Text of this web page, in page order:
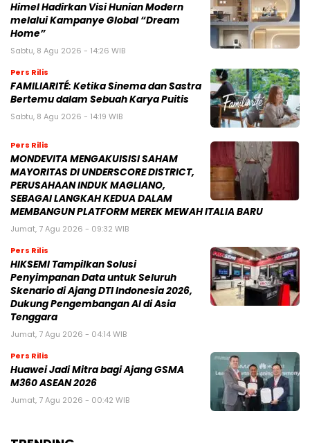
Himel Hadirkan Visi Hunian Modern
melalui Kampanye Global “Dream
Home”
Sabtu, 8 Agu 2026 - 14:26 WIB
Pers Rilis
FAMILIARITÉ: Ketika Sinema dan Sastra
Bertemu dalam Sebuah Karya Puitis
Sabtu, 8 Agu 2026 - 14:19 WIB
Pers Rilis
MONDEVITA MENGAKUISISI SAHAM
MAYORITAS DI UNDERSCORE DISTRICT,
PERUSAHAAN INDUK MAGLIANO,
SEBAGAI LANGKAH KEDUA DALAM
MEMBANGUN PLATFORM MEREK MEWAH ITALIA BARU
Jumat, 7 Agu 2026 - 09:32 WIB
Pers Rilis
HIKSEMI Tampilkan Solusi
Penyimpanan Data untuk Seluruh
Skenario di Ajang DTI Indonesia 2026,
Dukung Pengembangan AI di Asia
Tenggara
Jumat, 7 Agu 2026 - 04:14 WIB
Pers Rilis
Huawei Jadi Mitra bagi Ajang GSMA
M360 ASEAN 2026
Jumat, 7 Agu 2026 - 00:42 WIB